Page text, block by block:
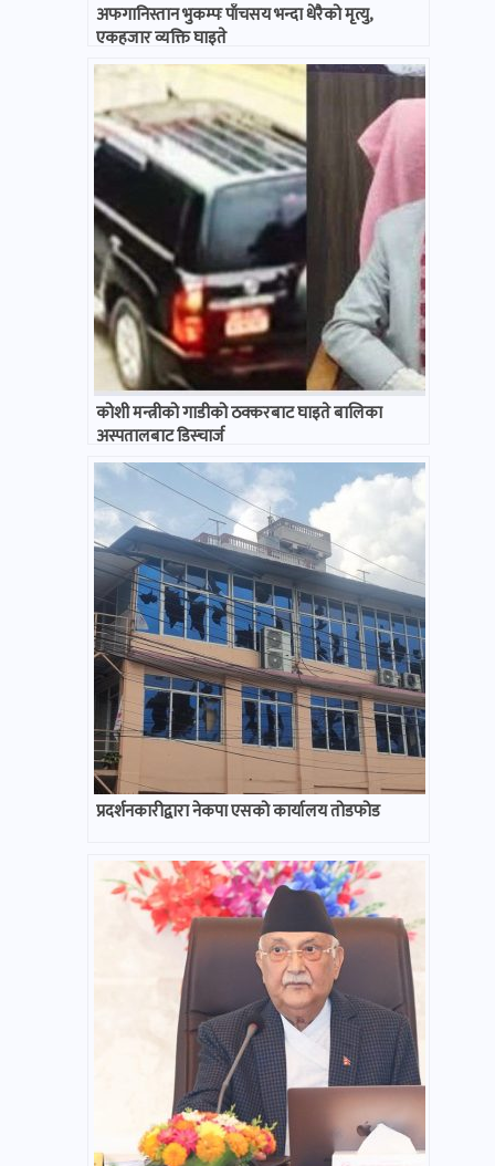
अफगानिस्तान भुकम्पः पाँचसय भन्दा धेरैको मृत्यु,
एकहजार व्यक्ति घाइते
कोशी मन्त्रीको गाडीको ठक्करबाट घाइते बालिका
अस्पतालबाट डिस्चार्ज
प्रदर्शनकारीद्वारा नेकपा एसको कार्यालय तोडफोड